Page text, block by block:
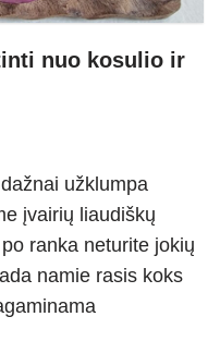
nuo kosulio ir
užklumpa
įvairių liaudiškų
ranka neturite jokių
namie rasis koks